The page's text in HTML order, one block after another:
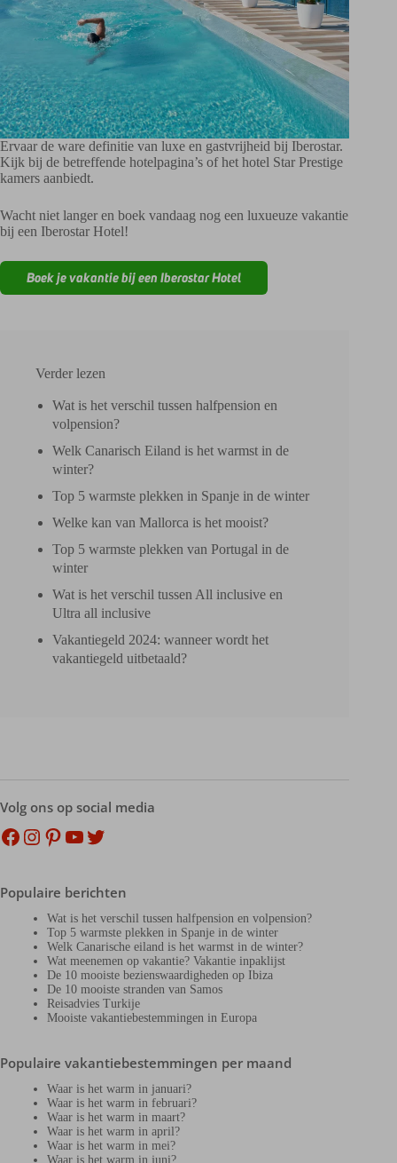
Ervaar de ware definitie van luxe en gastvrijheid bij Iberostar.
Kijk bij de betreffende hotelpagina’s of het hotel Star Prestige
kamers aanbiedt.
Wacht niet langer en boek vandaag nog een luxueuze vakantie
bij een Iberostar Hotel!
Boek je vakantie bij een Iberostar Hotel
Verder lezen
Wat is het verschil tussen halfpension en
volpension?
Welk Canarisch Eiland is het warmst in de
winter?
Top 5 warmste plekken in Spanje in de winter
Welke kan van Mallorca is het mooist?
Top 5 warmste plekken van Portugal in de
winter
Wat is het verschil tussen All inclusive en
Ultra all inclusive
Vakantiegeld 2024: wanneer wordt het
vakantiegeld uitbetaald?
Volg ons op social media
Facebook
Instagram
Pinterest
YouTube
Twitter
Populaire berichten
Wat is het verschil tussen halfpension en volpension?
Top 5 warmste plekken in Spanje in de winter
Welk Canarische eiland is het warmst in de winter?
Wat meenemen op vakantie? Vakantie inpaklijst
De 10 mooiste bezienswaardigheden op Ibiza
De 10 mooiste stranden van Samos
Reisadvies Turkije
Mooiste vakantiebestemmingen in Europa
Populaire vakantiebestemmingen per maand
Waar is het warm in januari?
Waar is het warm in februari?
Waar is het warm in maart?
Waar is het warm in april?
Waar is het warm in mei?
Waar is het warm in juni?